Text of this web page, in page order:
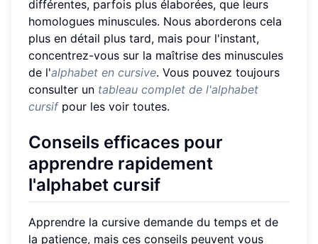
différentes, parfois plus élaborées, que leurs
homologues minuscules. Nous aborderons cela
plus en détail plus tard, mais pour l'instant,
concentrez-vous sur la maîtrise des minuscules
de l'alphabet en cursive. Vous pouvez toujours
consulter un tableau complet de l'alphabet
cursifpour les voir toutes.
Conseils efficaces pour
apprendre rapidement
l'alphabet cursif
Apprendre la cursive demande du temps et de
la patience, mais ces conseils peuvent vous